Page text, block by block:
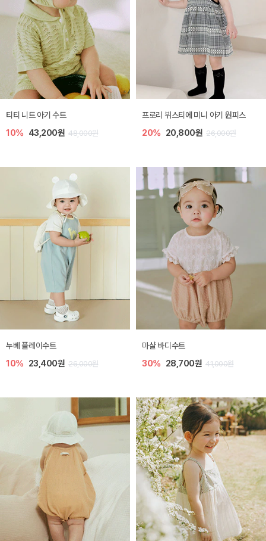
티티 니트 아기 수트
10% 43,200원 48,000원
프로리 뷔스티에 미니 아기 원피스
20% 20,800원 26,000원
누베 플레이수트
10% 23,400원 26,000원
마샬 바디수트
30% 28,700원 41,000원